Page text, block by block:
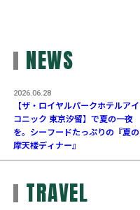
NEWS
【ザ・ロイヤルパークホテルアイ
コニック 東京汐留】で夏の一夜
を。シーフードたっぷりの『夏の
摩天楼ディナー』
2026.06.28
TRAVEL